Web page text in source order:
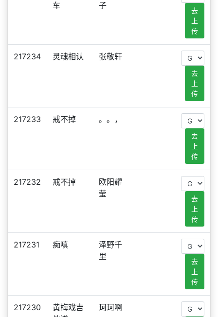
车
子
去
上
传
217234 灵魂相认 张敬轩
去
上
传
217233 戒不掉 。。，
去
上
传
217232 戒不掉
欧阳耀
莹
去
上
传
217231 痴嗔
泽野千
里
去
上
传
217230
黄梅戏吉
珂珂啊